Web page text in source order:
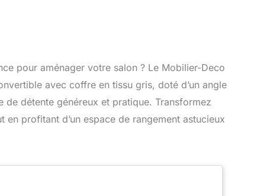
pour aménager votre salon ? Le Mobilier-Deco
avec coffre en tissu gris, doté d’un angle
détente généreux et pratique. Transformez
profitant d’un espace de rangement astucieux